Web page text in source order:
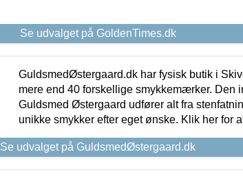
Se udvalget på GoldenTimes.dk
GuldsmedØstergaard.dk har fysisk butik i
mere end 40 forskellige smykkemærker. Den
Guldsmed Østergaard udfører alt fra
unikke smykker efter eget ønske. Klik her for
Se udvalget på GuldsmedØstergaard.dk